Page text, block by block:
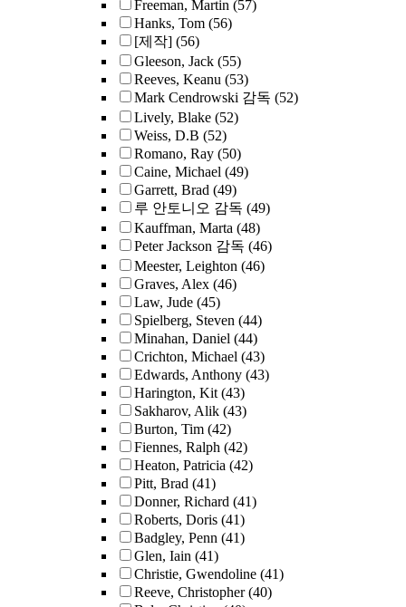
Freeman, Martin (57)
Hanks, Tom (56)
[제작] (56)
Gleeson, Jack (55)
Reeves, Keanu (53)
Mark Cendrowski 감독 (52)
Lively, Blake (52)
Weiss, D.B (52)
Romano, Ray (50)
Caine, Michael (49)
Garrett, Brad (49)
루 안토니오 감독 (49)
Kauffman, Marta (48)
Peter Jackson 감독 (46)
Meester, Leighton (46)
Graves, Alex (46)
Law, Jude (45)
Spielberg, Steven (44)
Minahan, Daniel (44)
Crichton, Michael (43)
Edwards, Anthony (43)
Harington, Kit (43)
Sakharov, Alik (43)
Burton, Tim (42)
Fiennes, Ralph (42)
Heaton, Patricia (42)
Pitt, Brad (41)
Donner, Richard (41)
Roberts, Doris (41)
Badgley, Penn (41)
Glen, Iain (41)
Christie, Gwendoline (41)
Reeve, Christopher (40)